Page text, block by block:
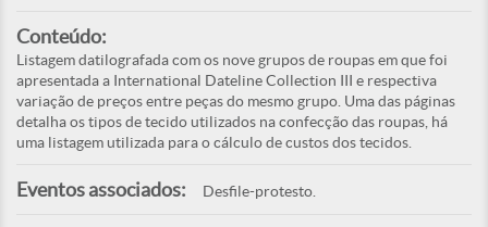
Conteúdo:
Listagem datilografada com os nove grupos de roupas em que foi
apresentada a International Dateline Collection III e respectiva
variação de preços entre peças do mesmo grupo. Uma das páginas
detalha os tipos de tecido utilizados na confecção das roupas, há
uma listagem utilizada para o cálculo de custos dos tecidos.
Eventos associados: Desfile-protesto.